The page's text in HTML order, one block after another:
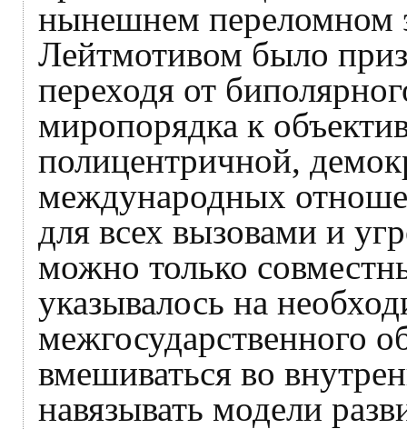
нынешнем переломном
Лейтмотивом было
переходя от
миропорядка к
полицентричной,
международных
для всех вызовами и
можно только
указывалось на
межгосударственного
вмешиваться во
навязывать модели